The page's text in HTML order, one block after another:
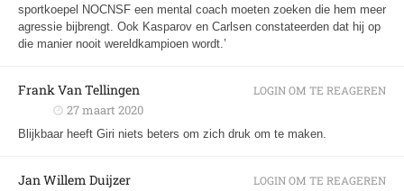
sportkoepel NOCNSF een mental coach moeten zoeken die hem meer
agressie bijbrengt. Ook Kasparov en Carlsen constateerden dat hij op
die manier nooit wereldkampioen wordt.’
Frank Van Tellingen
27 maart 2020
Blijkbaar heeft Giri niets beters om zich druk om te maken.
LOGIN OM TE REAGEREN
Jan Willem Duijzer LOGIN OM TE REAGEREN